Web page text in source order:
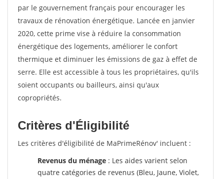
par le gouvernement français pour encourager les
travaux de rénovation énergétique. Lancée en janvier
2020, cette prime vise à réduire la consommation
énergétique des logements, améliorer le confort
thermique et diminuer les émissions de gaz à effet de
serre. Elle est accessible à tous les propriétaires, qu'ils
soient occupants ou bailleurs, ainsi qu'aux
copropriétés.
Critères d'Éligibilité
Les critères d'éligibilité de MaPrimeRénov' incluent :
Revenus du ménage : Les aides varient selon
quatre catégories de revenus (Bleu, Jaune, Violet,